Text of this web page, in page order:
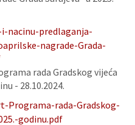
nacinu-predlaganja-
nagrade-Grada-
rada Gradskog vijeća
- 28.10.2024.
Programa-rada-Gradskog-
godinu.pdf